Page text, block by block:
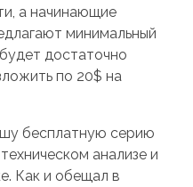
а начинающие
минимальный
достаточно
по 20$ на
бесплатную серию
анализе и
Как и обещал в